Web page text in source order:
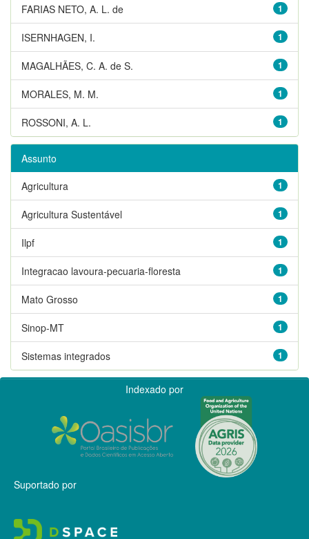
1
FARIAS NETO, A. L. de
1
ISERNHAGEN, I.
1
MAGALHÃES, C. A. de S.
1
MORALES, M. M.
1
ROSSONI, A. L.
Assunto
1
Agricultura
1
Agricultura Sustentável
1
Ilpf
1
Integracao lavoura-pecuaria-floresta
1
Mato Grosso
1
Sinop-MT
1
Sistemas integrados
Indexado por
Suportado por